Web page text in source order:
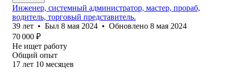
Инженер, системный администратор, мастер, прораб,
водитель, торговый представитель.
39 лет • Был 8 мая 2024 • Обновлено 8 мая 2024
70 000 ₽
Не ищет работу
Общий опыт
17 лет 10 месяцев